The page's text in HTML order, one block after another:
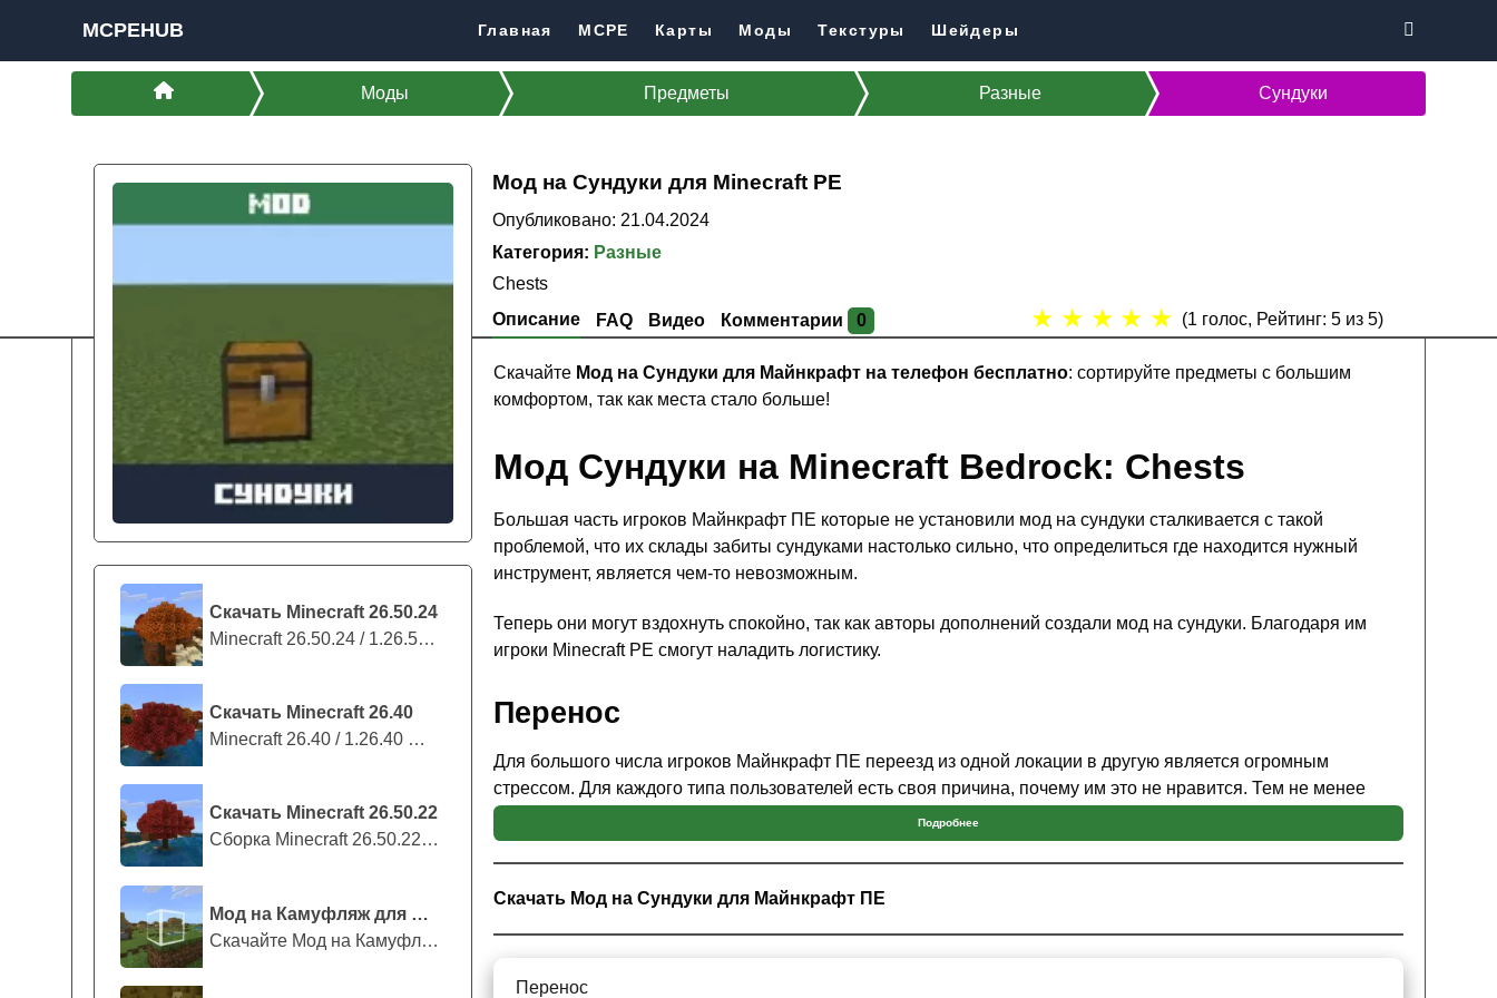
MCPEHUB Главная MCPE Карты Моды Текстуры Шейдеры
Моды Предметы Разные Сундуки
Мод на Сундуки для Minecraft PE
Опубликовано: 21.04.2024
Категория: Разные
Chests
Описание
FAQ Видео Комментарии 0 ★ ★ ★ ★ ★ (1 голос, Рейтинг: 5из 5)
Скачать Minecraft 26.50.24
Minecraft 26.50.24 / 1.26.50.24 предс...
Скачать Minecraft 26.40
Minecraft 26.40 / 1.26.40 — стабильны...
Скачать Minecraft 26.50.22
Сборка Minecraft 26.50.22 / 1.26.50.2...
Мод на Камуфляж для Майнкрафт ПЕ
Скачайте Мод на Камуфляж на Майнкрафт...
Скачайте Мод на Сундуки для Майнкрафт на телефон бесплатно: сортируйте предметы с большим
комфортом, так как места стало больше!
Мод Сундуки на Minecraft Bedrock: Chests
Большая часть игроков Майнкрафт ПЕ которые не установили мод на сундуки сталкивается с такой
проблемой, что их склады забиты сундуками настолько сильно, что определиться где находится нужный
инструмент, является чем-то невозможным.
Теперь они могут вздохнуть спокойно, так как авторы дополнений создали мод на сундуки. Благодаря им
игроки Minecraft PE смогут наладить логистику.
Перенос
Для большого числа игроков Майнкрафт ПЕ переезд из одной локации в другую является огромным
стрессом. Для каждого типа пользователей есть своя причина, почему им это не нравится. Тем не менее
есть один общий параметр, который объединяет всех исследователей пиксельного мира. Параметром
данным является перенос мода на сундуки.
К счастью, для игроков они могут больше не переживать касательно данного элемента. Теперь перенос
Подробнее
Скачать Мод на Сундуки для Майнкрафт ПЕ
Перенос